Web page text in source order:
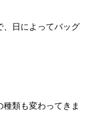
、日によってバッグ
類も変わってきま